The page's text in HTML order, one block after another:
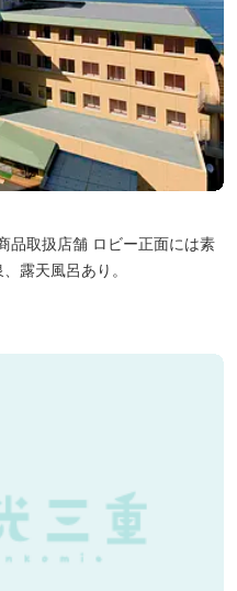
ビー正面には素
露天風呂あり。